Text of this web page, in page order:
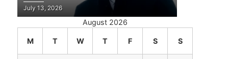
July 13, 2026
August 2026
M T W T F S S